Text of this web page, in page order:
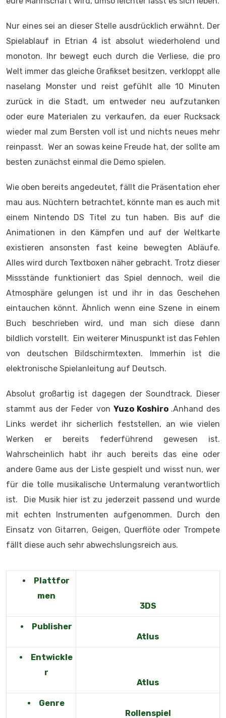
Nur eines sei an dieser Stelle ausdrücklich erwähnt. Der
Spielablauf in Etrian 4 ist absolut wiederholend und
monoton. Ihr bewegt euch durch die Verliese, die pro
Welt immer das gleiche Grafikset besitzen, verkloppt alle
naselang Monster und reist gefühlt alle 10 Minuten
zurück in die Stadt, um entweder neu aufzutanken
oder eure Materialen zu verkaufen, da euer Rucksack
wieder mal zum Bersten voll ist und nichts neues mehr
reinpasst. Wer an sowas keine Freude hat, der sollte am
besten zunächst einmal die Demo spielen.
Wie oben bereits angedeutet, fällt die Präsentation eher
mau aus. Nüchtern betrachtet, könnte man es auch mit
einem Nintendo DS Titel zu tun haben. Bis auf die
Animationen in den Kämpfen und auf der Weltkarte
existieren ansonsten fast keine bewegten Abläufe.
Alles wird durch Textboxen näher gebracht. Trotz dieser
Missstände funktioniert das Spiel dennoch, weil die
Atmosphäre gelungen ist und ihr in das Geschehen
eintauchen könnt. Ähnlich wenn eine Szene in einem
Buch beschrieben wird, und man sich diese dann
bildlich vorstellt. Ein weiterer Minuspunkt ist das Fehlen
von deutschen Bildschirmtexten. Immerhin ist die
elektronische Spielanleitung auf Deutsch.
Absolut großartig ist dagegen der Soundtrack. Dieser
stammt aus der Feder von Yuzo Koshiro .Anhand des
Links werdet ihr sicherlich feststellen, an wie vielen
Werken er bereits federführend gewesen ist.
Wahrscheinlich habt ihr auch bereits das eine oder
andere Game aus der Liste gespielt und wisst nun, wer
für die tolle musikalische Untermalung verantwortlich
ist. Die Musik hier ist zu jederzeit passend und wurde
mit echten Instrumenten aufgenommen. Durch den
Einsatz von Gitarren, Geigen, Querflöte oder Trompete
fällt diese auch sehr abwechslungsreich aus.
Plattfor
men
3DS
Publisher
Atlus
Entwickle
r
Atlus
Genre
Rollenspiel